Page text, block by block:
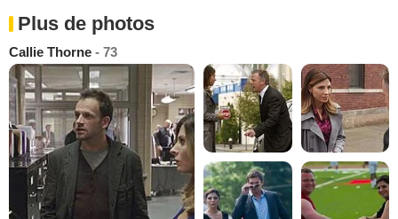
Plus de photos
Callie Thorne - 73